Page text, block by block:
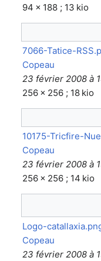
94 × 188 ; 13 kio
7066-Tatice-
Copeau
23 février 2008 à
256 × 256 ; 18 kio
10175-Tricfire-
Copeau
23 février 2008 à
256 × 256 ; 14 kio
Logo-
Copeau
23 février 2008 à